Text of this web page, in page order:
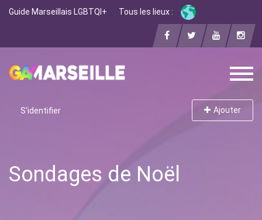
Guide Marseillais LGBTQI+ Tous les lieux :
S'identifier Ajouter
Sondages de Noël